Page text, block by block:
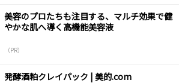
美容のプロたちも注目する、マルチ効果で健
やかな肌へ導く高機能美容液
（PR）
発酵酒粕クレイパック | 美的.com